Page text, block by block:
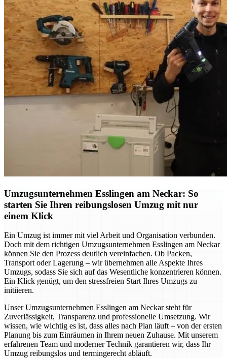
Umzugsunternehmen Esslingen am Neckar: So
starten Sie Ihren reibungslosen Umzug mit nur
einem Klick
Ein Umzug ist immer mit viel Arbeit und Organisation verbunden.
Doch mit dem richtigen Umzugsunternehmen Esslingen am Neckar
können Sie den Prozess deutlich vereinfachen. Ob Packen,
Transport oder Lagerung – wir übernehmen alle Aspekte Ihres
Umzugs, sodass Sie sich auf das Wesentliche konzentrieren können.
Ein Klick genügt, um den stressfreien Start Ihres Umzugs zu
initiieren.
Unser Umzugsunternehmen Esslingen am Neckar steht für
Zuverlässigkeit, Transparenz und professionelle Umsetzung. Wir
wissen, wie wichtig es ist, dass alles nach Plan läuft – von der ersten
Planung bis zum Einräumen in Ihrem neuen Zuhause. Mit unserem
erfahrenen Team und moderner Technik garantieren wir, dass Ihr
Umzug reibungslos und termingerecht abläuft.